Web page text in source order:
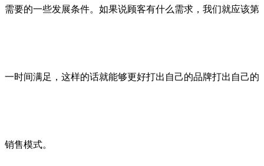
需要的一些发展条件。如果说顾客有什么需求，我们就应该第
一时间满足，这样的话就能够更好打出自己的品牌打出自己的
销售模式。